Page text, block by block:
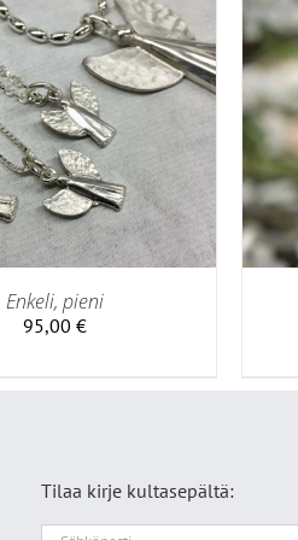
Enkeli, pieni
95,00€
LISÄTIEDOT
Tilaa kirje kultasepältä: